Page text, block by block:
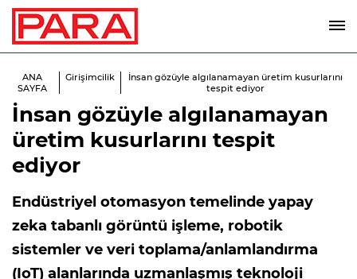
ANA
SAYFA
Girişimcilik
İnsan gözüyle algılanamayan üretim kusurlarını
tespit ediyor
İnsan gözüyle algılanamayan
üretim kusurlarını tespit
ediyor
Endüstriyel otomasyon temelinde yapay
zeka tabanlı görüntü işleme, robotik
sistemler ve veri toplama/anlamlandırma
(IoT) alanlarında uzmanlaşmış teknoloji